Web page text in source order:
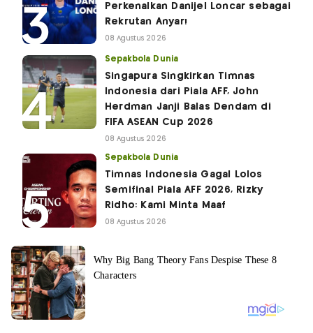
Perkenalkan Danijel Loncar sebagai
Rekrutan Anyar!
08 Agustus 2026
Sepakbola Dunia
Singapura Singkirkan Timnas
Indonesia dari Piala AFF, John
Herdman Janji Balas Dendam di
FIFA ASEAN Cup 2026
08 Agustus 2026
Sepakbola Dunia
Timnas Indonesia Gagal Lolos
Semifinal Piala AFF 2026, Rizky
Ridho: Kami Minta Maaf
08 Agustus 2026